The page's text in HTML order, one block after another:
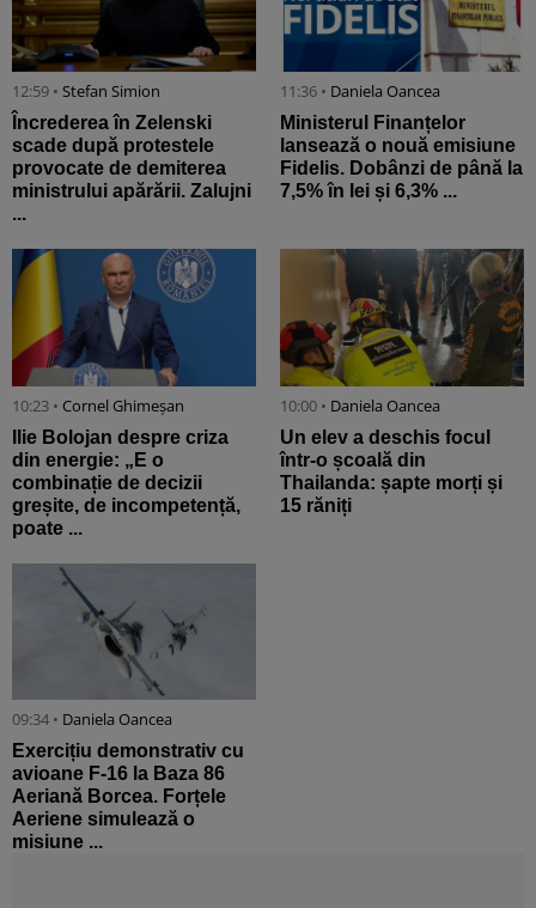
12:59 • Stefan Simion
Încrederea în Zelenski
scade după protestele
provocate de demiterea
ministrului apărării. Zalujni
...
11:36 • Daniela Oancea
Ministerul Finanțelor
lansează o nouă emisiune
Fidelis. Dobânzi de până la
7,5% în lei și 6,3% ...
10:23 • Cornel Ghimeșan
Ilie Bolojan despre criza
din energie: „E o
combinație de decizii
greșite, de incompetență,
poate ...
10:00 • Daniela Oancea
Un elev a deschis focul
într-o școală din
Thailanda: șapte morți și
15 răniți
09:34 • Daniela Oancea
Exercițiu demonstrativ cu
avioane F-16 la Baza 86
Aeriană Borcea. Forțele
Aeriene simulează o
misiune ...